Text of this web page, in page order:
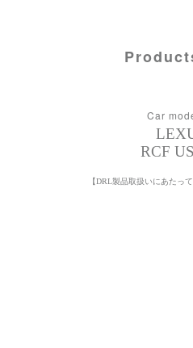
Car
RCF
【DRL製品取扱いにあたって